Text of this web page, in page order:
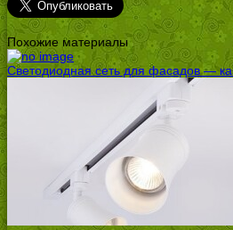
Похожие материалы
Светодиодная сеть для фасадов —